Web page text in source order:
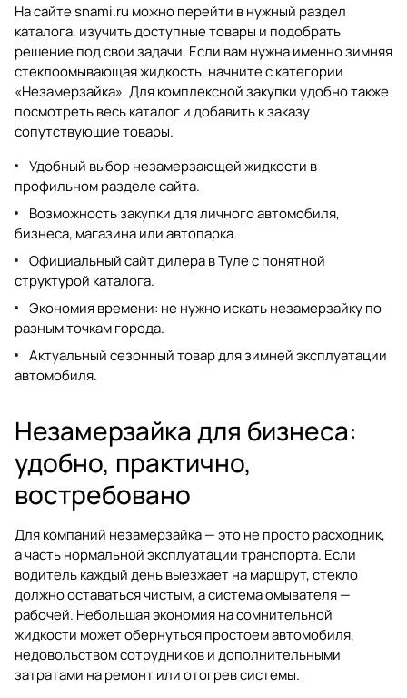
На сайтеsnami.ru можно перейти в нужный раздел
каталога, изучить доступные товары и подобрать
решение под свои задачи. Если вам нужна именно зимняя
стеклоомывающая жидкость, начните с категории
«Незамерзайка». Для комплексной закупки удобно также
посмотретьвесь каталоги добавить к заказу
сопутствующие товары.
Удобный выбор незамерзающей жидкости в
профильном разделе сайта.
Возможность закупки для личного автомобиля,
бизнеса, магазина или автопарка.
Официальный сайт дилера в Туле с понятной
структурой каталога.
Экономия времени: не нужно искать незамерзайку по
разным точкам города.
Актуальный сезонный товар для зимней эксплуатации
автомобиля.
Незамерзайка для бизнеса:
удобно, практично,
востребовано
Для компаний незамерзайка — это не просто расходник,
а часть нормальной эксплуатации транспорта. Если
водитель каждый день выезжает на маршрут, стекло
должно оставаться чистым, а система омывателя —
рабочей. Небольшая экономия на сомнительной
жидкости может обернуться простоем автомобиля,
недовольством сотрудников и дополнительными
затратами на ремонт или отогрев системы.